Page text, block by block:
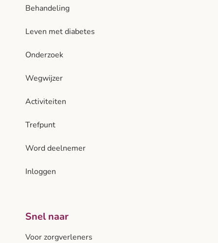
Behandeling
Leven met diabetes
Onderzoek
Wegwijzer
Activiteiten
Trefpunt
Word deelnemer
Inloggen
Snel naar
Voor zorgverleners